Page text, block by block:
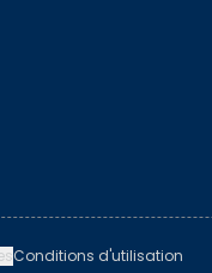
Conditions d'utilisation